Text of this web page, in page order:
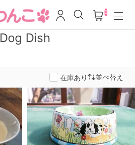
0
Dog Dish
並べ替え
在庫あり